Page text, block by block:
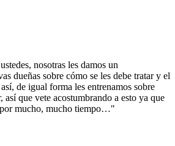
nosotras les damos un
dueñas sobre cómo se les debe tratar y el
de igual forma les entrenamos sobre
así que vete acostumbrando a esto ya que
por mucho, mucho tiempo…"